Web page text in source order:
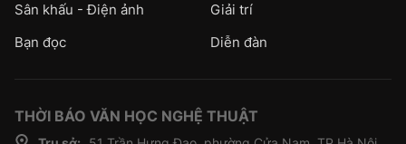
Sân khấu - Điện ảnh
Giải trí
Bạn đọc
Diễn đàn
THỜI BÁO VĂN HỌC NGHỆ THUẬT